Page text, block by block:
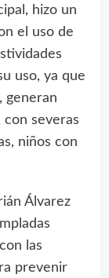
hizo un
el uso de
uso, ya que
generan
severas
niños con
Álvarez
las
prevenir